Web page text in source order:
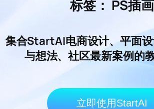
标签： PS插画
集合StartAI电商设计、平面
与想法、社区最新案例的
立即使用StartAI